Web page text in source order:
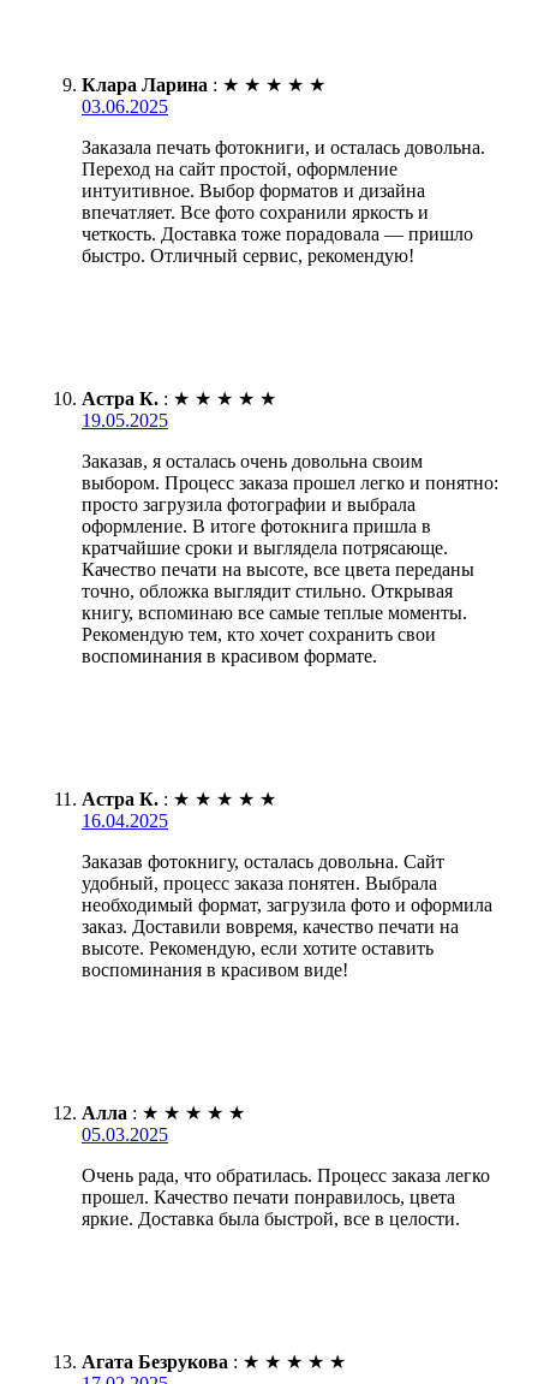
Клара Ларина : ★ ★ ★ ★ ★
03.06.2025
Заказала печать фотокниги, и осталась довольна.
Переход на сайт простой, оформление
интуитивное. Выбор форматов и дизайна
впечатляет. Все фото сохранили яркость и
четкость. Доставка тоже порадовала — пришло
быстро. Отличный сервис, рекомендую!
Астра К. : ★ ★ ★ ★ ★
19.05.2025
Заказав, я осталась очень довольна своим
выбором. Процесс заказа прошел легко и понятно:
просто загрузила фотографии и выбрала
оформление. В итоге фотокнига пришла в
кратчайшие сроки и выглядела потрясающе.
Качество печати на высоте, все цвета переданы
точно, обложка выглядит стильно. Открывая
книгу, вспоминаю все самые теплые моменты.
Рекомендую тем, кто хочет сохранить свои
воспоминания в красивом формате.
Астра К. : ★ ★ ★ ★ ★
16.04.2025
Заказав фотокнигу, осталась довольна. Сайт
удобный, процесс заказа понятен. Выбрала
необходимый формат, загрузила фото и оформила
заказ. Доставили вовремя, качество печати на
высоте. Рекомендую, если хотите оставить
воспоминания в красивом виде!
Алла : ★ ★ ★ ★ ★
05.03.2025
Очень рада, что обратилась. Процесс заказа легко
прошел. Качество печати понравилось, цвета
яркие. Доставка была быстрой, все в целости.
Агата Безрукова : ★ ★ ★ ★ ★